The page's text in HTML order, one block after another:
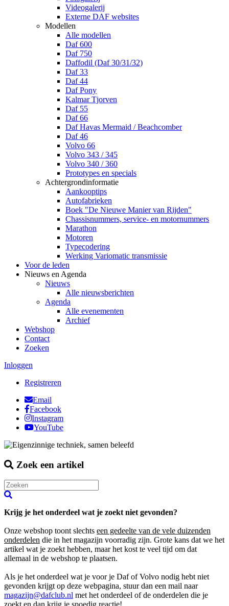
Videogalerij
Externe DAF websites
Modellen
Alle modellen
Daf 600
Daf 750
Daffodil (Daf 30/31/32)
Daf 33
Daf 44
Daf Pony
Kalmar Tjorven
Daf 55
Daf 66
Daf Havas Mermaid / Beachcomber
Daf 46
Volvo 66
Volvo 343 / 345
Volvo 340 / 360
Prototypes en specials
Achtergrondinformatie
Aankooptips
Autofabrieken
Boek "De Nieuwe Manier van Rijden"
Chassisnummers, service- en motornummers
Marathon
Motoren
Typecodering
Werking Variomatic transmissie
Voor de leden
Nieuws en Agenda
Nieuws
Alle nieuwsberichten
Agenda
Alle evenementen
Archief
Webshop
Contact
Zoeken
Inloggen
Registreren
Email
Facebook
Instagram
YouTube
Zoek een artikel
Krijg je het onderdeel wat je zoekt niet gevonden?
Onze webshop toont slechts een gedeelte van de vele duizenden
onderdelen die in het magazijn voorradig zijn. Grote kans dat we het
artikel wat je zoekt hebben, maar het kost te veel tijd om dat
allemaal in de webshop te plaatsen.
Als je het onderdeel wat je voor je Daf of Volvo nodig hebt niet
gevonden krijgt op deze webpagina, stuur dan een mail naar
magazijn@dafclub.nl met het onderdeel of de onderdelen die je